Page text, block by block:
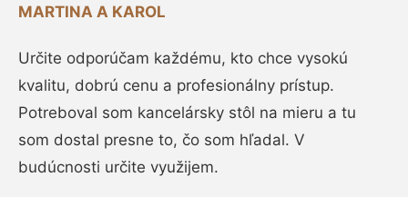
MARTINA A KAROL
Určite odporúčam každému, kto chce vysokú
kvalitu, dobrú cenu a profesionálny prístup.
Potreboval som kancelársky stôl na mieru a tu
som dostal presne to, čo som hľadal. V
budúcnosti určite využijem.